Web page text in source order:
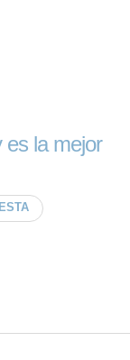
es la mejor